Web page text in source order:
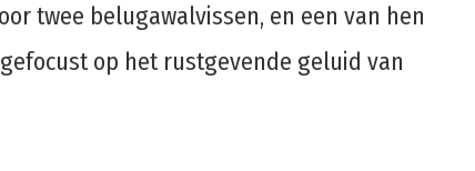
twee belugawalvissen, en een van hen
op het rustgevende geluid van